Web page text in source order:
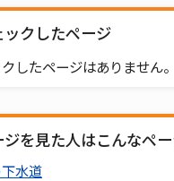
クしたページ
したページはありません。
ジを見た人はこんなペ
水道